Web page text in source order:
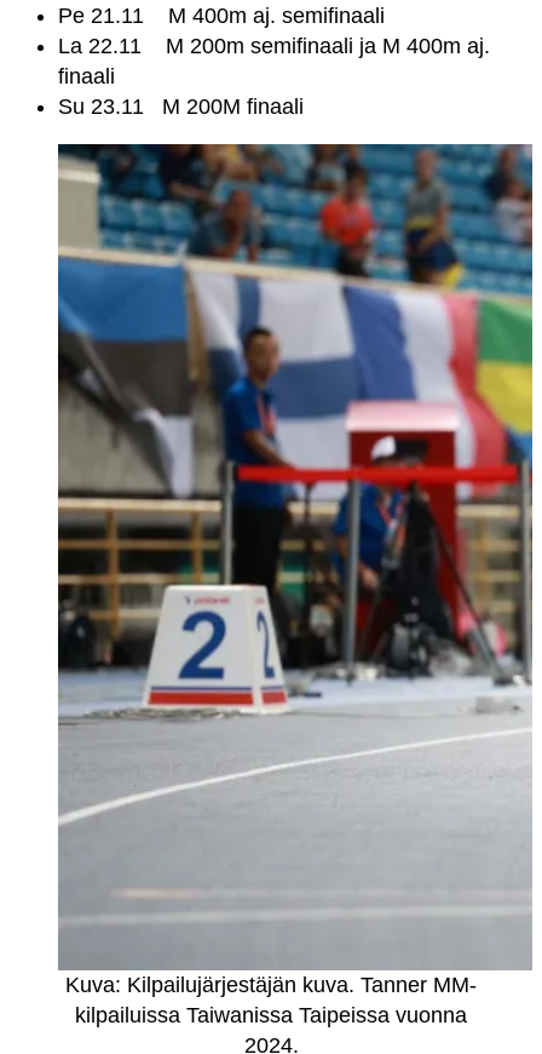
Pe 21.11 M 400m aj. semifinaali
La 22.11 M 200m semifinaali ja M 400m aj.
finaali
Su 23.11 M 200M finaali
Kuva: Kilpailujärjestäjän kuva. Tanner MM-
kilpailuissa Taiwanissa Taipeissa vuonna
2024.